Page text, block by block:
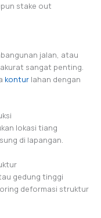
stake out
jalan, atau
sangat penting.
kontur lahan dengan
lokasi tiang
di lapangan.
gedung tinggi
deformasi struktur